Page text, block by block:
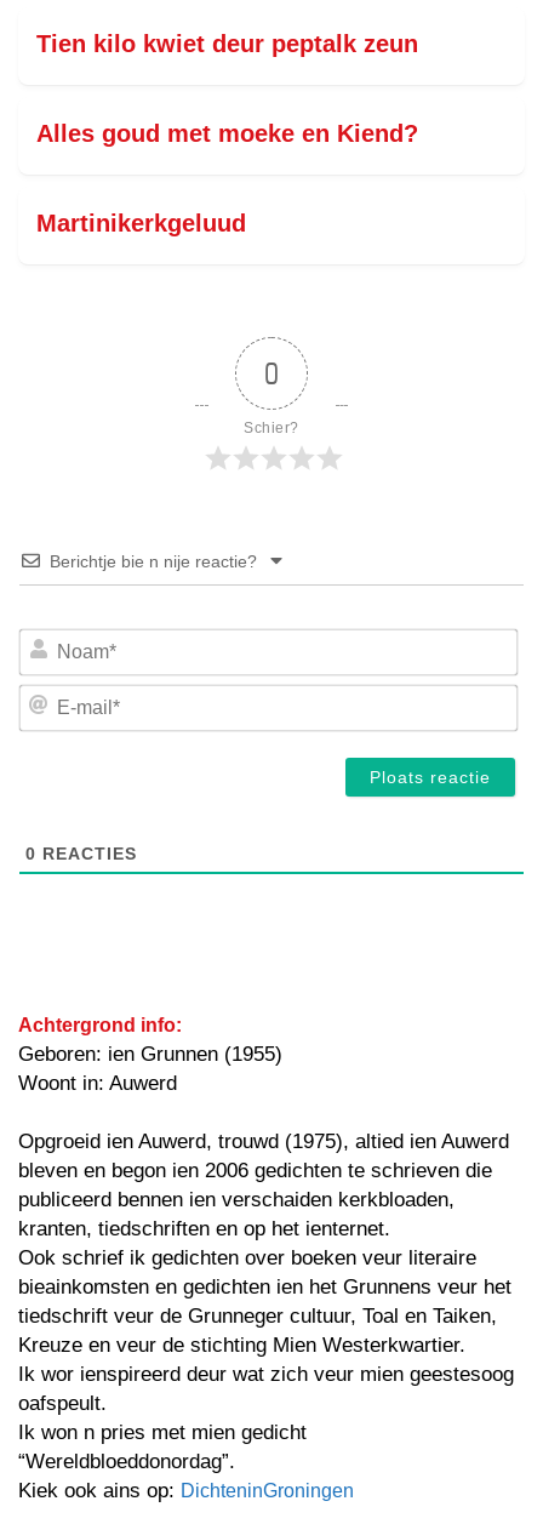
Tien kilo kwiet deur peptalk zeun
Alles goud met moeke en Kiend?
Martinikerkgeluud
0
Schier?
Berichtje bie n nije reactie?
E-
0 REACTIES
Achtergrond info:
Geboren: ien Grunnen (1955)
Woont in: Auwerd
Opgroeid ien Auwerd, trouwd (1975), altied ien Auwerd
bleven en begon ien 2006 gedichten te schrieven die
publiceerd bennen ien verschaiden kerkbloaden,
kranten, tiedschriften en op het ienternet.
Ook schrief ik gedichten over boeken veur literaire
bieainkomsten en gedichten ien het Grunnens veur het
tiedschrift veur de Grunneger cultuur, Toal en Taiken,
Kreuze en veur de stichting Mien Westerkwartier.
Ik wor ienspireerd deur wat zich veur mien geestesoog
oafspeult.
Ik won n pries met mien gedicht
“Wereldbloeddonordag”.
Kiek ook ains op: DichteninGroningen